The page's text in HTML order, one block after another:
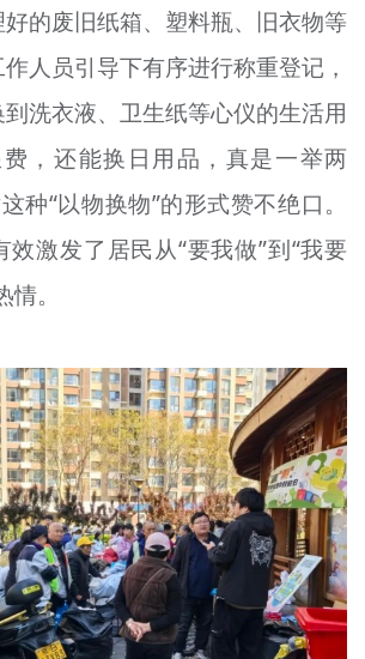
+
的废旧纸箱、塑料瓶、旧衣物等
人员引导下有序进行称重登记，
洗衣液、卫生纸等心仪的生活用
，还能换日用品，真是一举两
种“以物换物”的形式赞不绝口。
激发了居民从“要我做”到“我要
。